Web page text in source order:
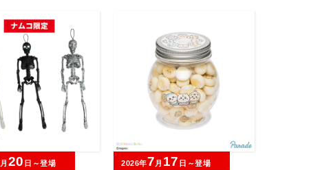
月 20 日～登場 2026年7 月 17 日～登場